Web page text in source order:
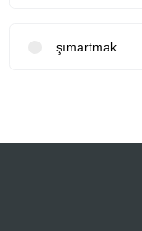
şımartmak